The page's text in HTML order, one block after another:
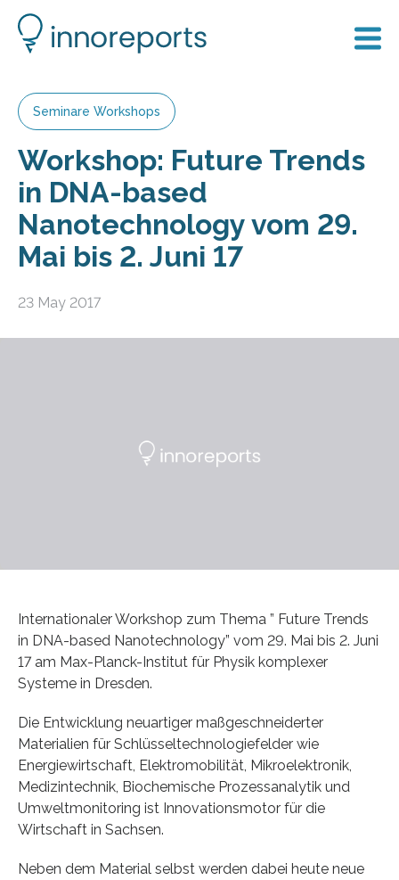
Seminare Workshops
Workshop: Future Trends
in DNA-based
Nanotechnology vom 29.
Mai bis 2. Juni 17
23 May 2017
Internationaler Workshop zum Thema ” Future Trends
in DNA-based Nanotechnology” vom 29. Mai bis 2. Juni
17 am Max-Planck-Institut für Physik komplexer
Systeme in Dresden.
Die Entwicklung neuartiger maßgeschneiderter
Materialien für Schlüsseltechnologiefelder wie
Energiewirtschaft, Elektromobilität, Mikroelektronik,
Medizintechnik, Biochemische Prozessanalytik und
Umweltmonitoring ist Innovationsmotor für die
Wirtschaft in Sachsen.
Neben dem Material selbst werden dabei heute neue